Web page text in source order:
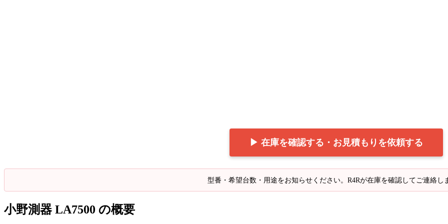
▶ 在庫を確認する・お見積もりを依頼する
型番・希望台数・用途をお知らせください。R4Rが在庫を確認してご連絡し
小野測器 LA7500 の概要